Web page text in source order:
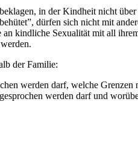
in der Kindheit nicht
dürfen sich nicht mit
an kindliche Sexualität mit all
der Familie:
werden darf, welche
werden darf und